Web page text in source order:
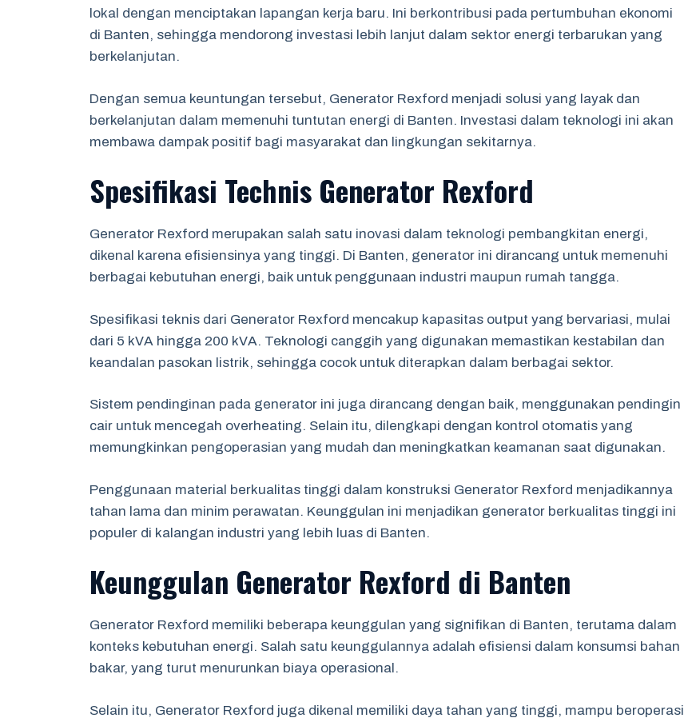
lokal dengan menciptakan lapangan kerja baru. Ini berkontribusi pada pertumbuhan ekonomi
di Banten, sehingga mendorong investasi lebih lanjut dalam sektor energi terbarukan yang
berkelanjutan.
Dengan semua keuntungan tersebut, Generator Rexford menjadi solusi yang layak dan
berkelanjutan dalam memenuhi tuntutan energi di Banten. Investasi dalam teknologi ini akan
membawa dampak positif bagi masyarakat dan lingkungan sekitarnya.
Spesifikasi Technis Generator Rexford
Generator Rexford merupakan salah satu inovasi dalam teknologi pembangkitan energi,
dikenal karena efisiensinya yang tinggi. Di Banten, generator ini dirancang untuk memenuhi
berbagai kebutuhan energi, baik untuk penggunaan industri maupun rumah tangga.
Spesifikasi teknis dari Generator Rexford mencakup kapasitas output yang bervariasi, mulai
dari 5 kVA hingga 200 kVA. Teknologi canggih yang digunakan memastikan kestabilan dan
keandalan pasokan listrik, sehingga cocok untuk diterapkan dalam berbagai sektor.
Sistem pendinginan pada generator ini juga dirancang dengan baik, menggunakan pendingin
cair untuk mencegah overheating. Selain itu, dilengkapi dengan kontrol otomatis yang
memungkinkan pengoperasian yang mudah dan meningkatkan keamanan saat digunakan.
Penggunaan material berkualitas tinggi dalam konstruksi Generator Rexford menjadikannya
tahan lama dan minim perawatan. Keunggulan ini menjadikan generator berkualitas tinggi ini
populer di kalangan industri yang lebih luas di Banten.
Keunggulan Generator Rexford di Banten
Generator Rexford memiliki beberapa keunggulan yang signifikan di Banten, terutama dalam
konteks kebutuhan energi. Salah satu keunggulannya adalah efisiensi dalam konsumsi bahan
bakar, yang turut menurunkan biaya operasional.
Selain itu, Generator Rexford juga dikenal memiliki daya tahan yang tinggi, mampu beroperasi